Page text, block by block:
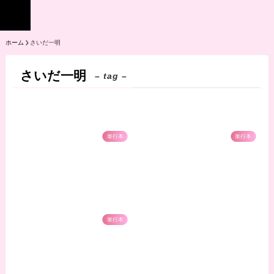
ホーム さいだ一明
さいだ一明 – tag –
単行本 単行本
単行本